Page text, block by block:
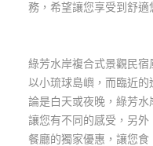
務
顧
客
務，希望讓您享受到舒適
綠芳水岸複合式景觀民
以小琉球島嶼，而臨近
論是白天或夜晚，綠芳
讓您有不同的感受，另外
餐廳的獨家優惠，讓您食